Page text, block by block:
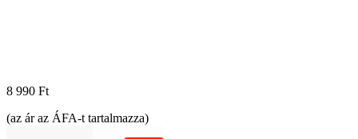
8 990 Ft
(az ár az ÁFA-t tartalmazza)